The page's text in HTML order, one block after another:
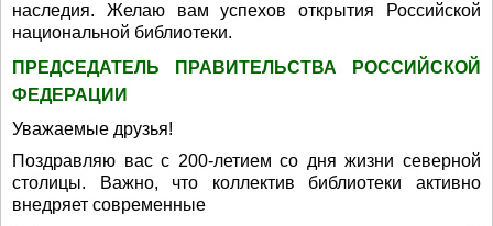
наследия. Желаю вам успехов открытия Российской
национальной библиотеки.
ПРЕДСЕДАТЕЛЬ ПРАВИТЕЛЬСТВА РОССИЙСКОЙ
ФЕДЕРАЦИИ
Уважаемые друзья!
Поздравляю вас с 200-летием со дня жизни северной
столицы. Важно, что коллектив библиотеки активно
внедряет современные